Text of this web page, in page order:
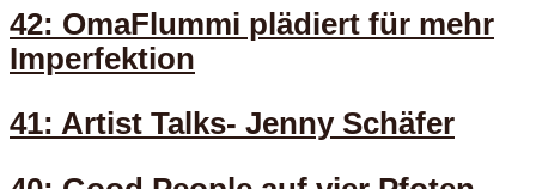
42: OmaFlummi plädiert für mehr
Imperfektion
41: Artist Talks- Jenny Schäfer